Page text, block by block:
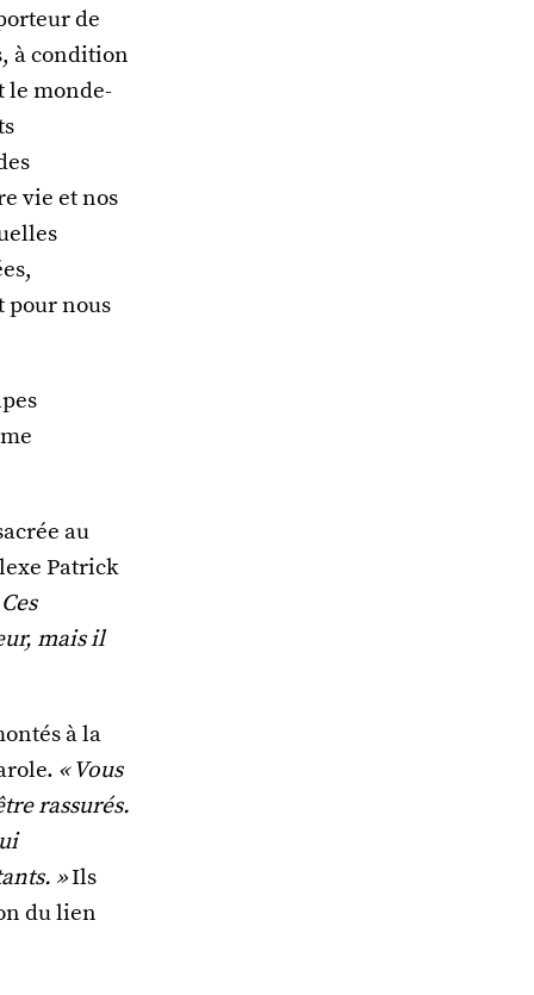
de
à condition
le monde-
vie et nos
pour nous
au
Patrick
mais il
à la
« Vous
rassurés.
»Ils
du lien